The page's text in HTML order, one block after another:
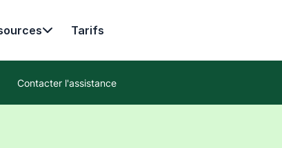
Tarifs
Contacter l'assistance